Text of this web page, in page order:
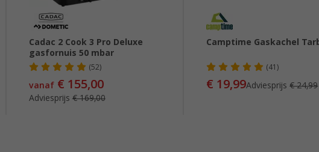
Cadac 2 Cook 3 Pro Deluxe
gasfornuis 50 mbar
(52)
vanaf€ 155,00
Adviesprijs € 169,00
Camptime Gaskachel
(41)
€ 19,99Adviesprijs€ 24,99